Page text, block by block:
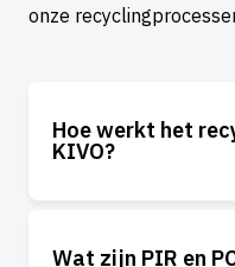
onze
Hoe werkt het
KIVO?
Wat zijn PIR en